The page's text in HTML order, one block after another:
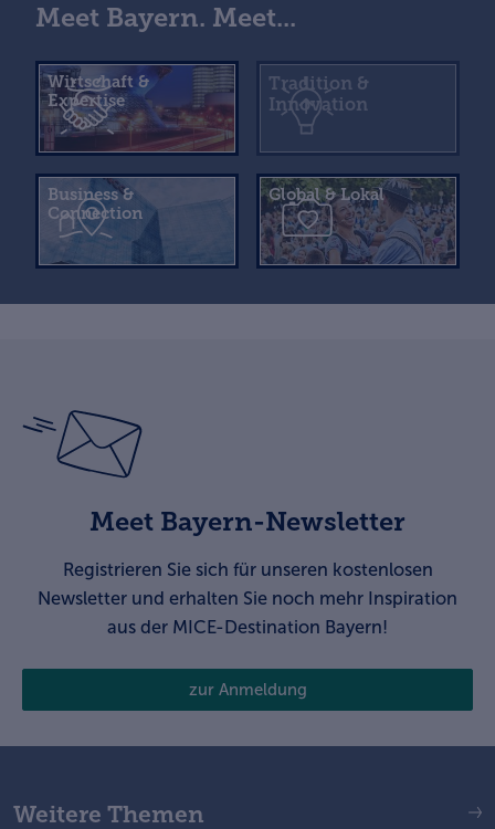
Meet Bayern. Meet...
Wirtschaft &
Expertise
Tradition &
Innovation
Business &
Connection
Global & Lokal
Meet Bayern-Newsletter
Registrieren Sie sich für unseren kostenlosen
Newsletter und erhalten Sie noch mehr Inspiration
aus der MICE-Destination Bayern!
zur Anmeldung
Weitere Themen